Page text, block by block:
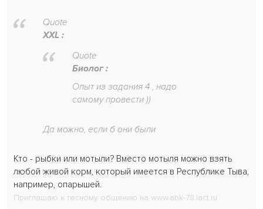
Quote
XXL :
Quote
Биолог :
Опыт из задания 4 , надо
самому провести ))
Да можно, если б они были
Кто - рыбки или мотыли? Вместо мотыля можно взять
любой живой корм, который имеется в Республике Тыва,
например, опарышей.
Приглашаю к тесному общению на www.abk-78.lact.ru